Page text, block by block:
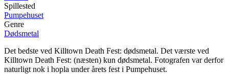
Spillested
Pumpehuset
Genre
Dødsmetal
Det bedste ved Killtown Death Fest: dødsmetal. Det værste ved
Killtown Death Fest: (næsten) kun dødsmetal. Fotografen var derfor
naturligt nok i hopla under årets fest i Pumpehuset.